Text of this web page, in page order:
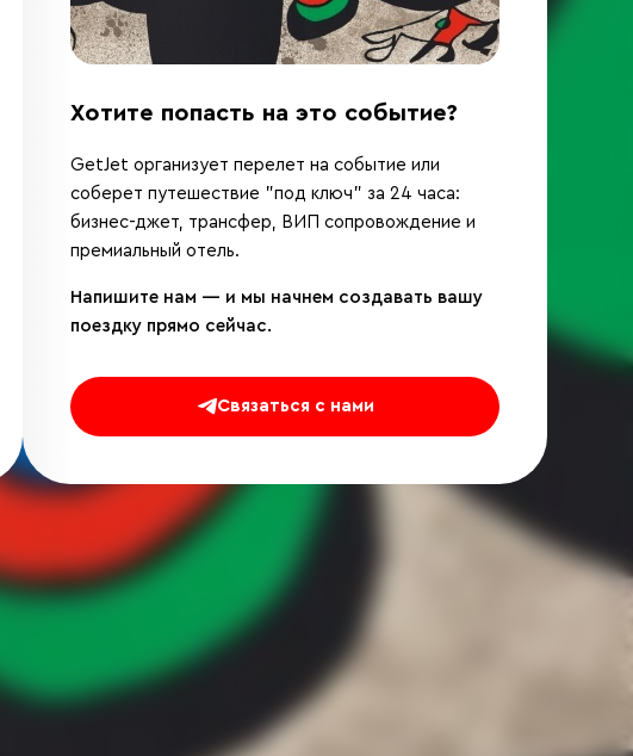
Хотите попасть на это событие?
GetJet организует перелет на событие или
соберет путешествие "под ключ" за 24 часа:
бизнес-джет, трансфер, ВИП сопровождение и
премиальный отель.
Напишите нам — и мы начнем создавать вашу
поездку прямо сейчас.
Связаться с нами